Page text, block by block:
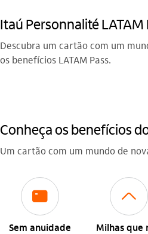
Itaú Personnalité
Descubra um cartão com um
os benefícios LATAM Pass.
Conheça os benefícios
Um cartão com um mundo de
icon-itaufonts_cartao
Sem anuidade
seta_cima
Milhas que